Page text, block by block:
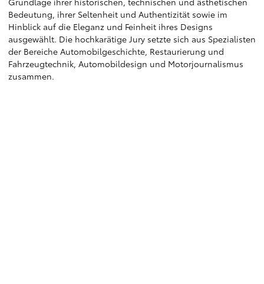
Bedeutung, ihrer Seltenheit und Authentizität sowie im
Hinblick auf die Eleganz und Feinheit ihres Designs
ausgewählt. Die hochkarätige Jury setzte sich aus Spezialisten
der Bereiche Automobilgeschichte, Restaurierung und
Fahrzeugtechnik, Automobildesign und Motorjournalismus
zusammen.